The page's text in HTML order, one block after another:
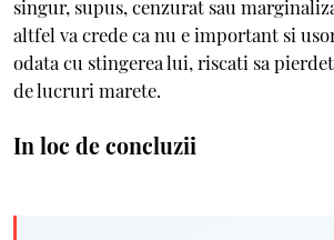
singur, supus, cenzurat sau
altfel va crede ca nu e important si
odata cu stingerea lui, riscati sa
de lucruri marete.
In loc de concluzii